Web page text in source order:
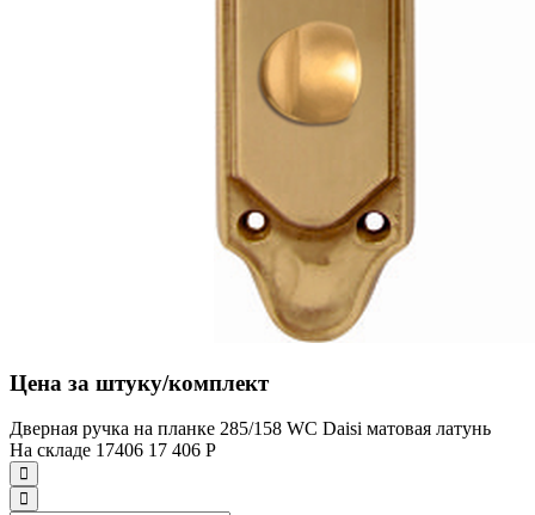
Цена за штуку/комплект
Дверная ручка на планке 285/158 WC Daisi матовая латунь
На складе 17406 17 406 Р